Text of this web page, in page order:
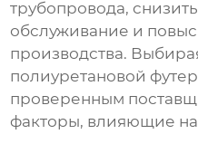
трубопровода,
обслуживание и
производства.
полиуретановой
проверенным
факторы, влияющие